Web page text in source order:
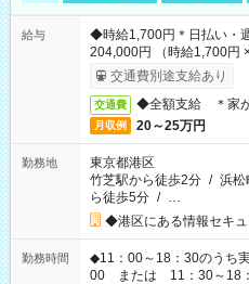
給与
◆時給1,700円＊日払い・
204,000円 （時給1,700円
交通費別途支給あり
交通費 ◆全額支給 ＊家が
月収例 20～25万円
勤務地
東京都港区
竹芝駅から徒歩2分 / 浜松
ら徒歩5分 / …
◆港区にある情報セキュ
勤務時間
◆11：00～18：30のうち
00 または 11：30～18：30 。*。ブランクOK！